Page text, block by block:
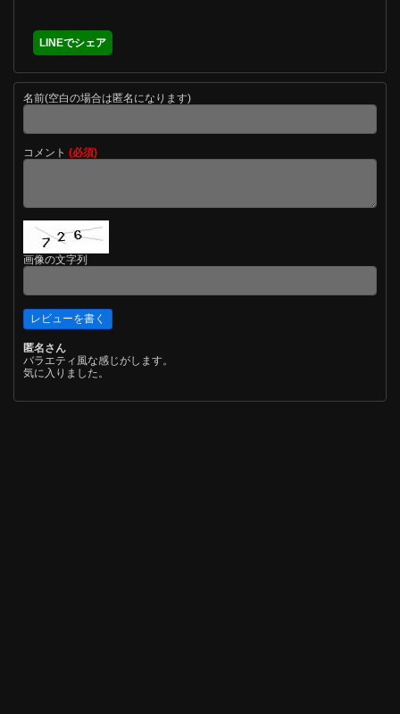
LINEでシェア
名前(空白の場合は匿名になります)
コメント (必須)
画像の文字列
匿名さん
バラエティ風な感じがします。
気に入りました。